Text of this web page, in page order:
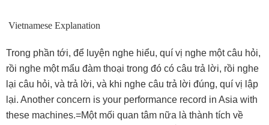
Vietnamese Explanation
Trong phần tới, để luyện nghe hiểu, quí vị nghe một câu hỏi,
rồi nghe một mẩu đàm thoại trong đó có câu trả lời, rồi nghe
lại câu hỏi, và trả lời, và khi nghe câu trả lời đúng, quí vị lập
lại. Another concern is your performance record in Asia with
these machines.=Một mối quan tâm nữa là thành tích về